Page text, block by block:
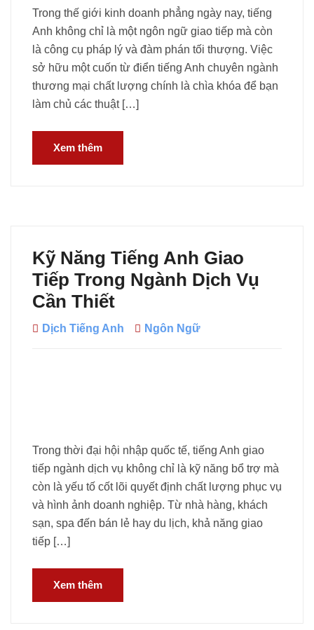
Trong thế giới kinh doanh phẳng ngày nay, tiếng
Anh không chỉ là một ngôn ngữ giao tiếp mà còn
là công cụ pháp lý và đàm phán tối thượng. Việc
sở hữu một cuốn từ điển tiếng Anh chuyên ngành
thương mại chất lượng chính là chìa khóa để bạn
làm chủ các thuật […]
Xem thêm
Kỹ Năng Tiếng Anh Giao
Tiếp Trong Ngành Dịch Vụ
Cần Thiết
Dịch Tiếng Anh Ngôn Ngữ
Trong thời đại hội nhập quốc tế, tiếng Anh giao
tiếp ngành dịch vụ không chỉ là kỹ năng bổ trợ mà
còn là yếu tố cốt lõi quyết định chất lượng phục vụ
và hình ảnh doanh nghiệp. Từ nhà hàng, khách
sạn, spa đến bán lẻ hay du lịch, khả năng giao
tiếp […]
Xem thêm